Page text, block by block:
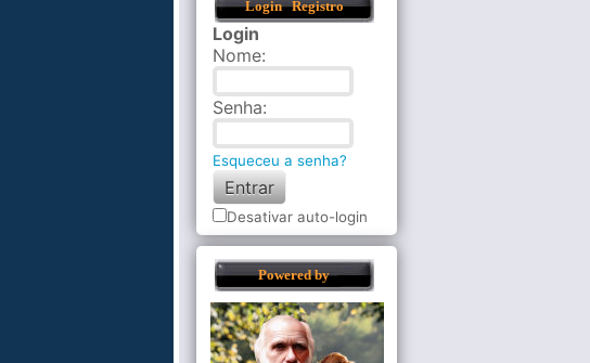
Login Registro
Login
Nome:
Senha:
Esqueceu a senha?
Desativar auto-login
Powered by